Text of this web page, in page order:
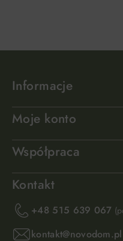
Informacje
Moje konto
Współpraca
Kontakt
+48 515 639 067
kontakt@novodom.pl